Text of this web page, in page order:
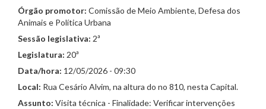
Órgão promotor: Comissão de Meio Ambiente, Defesa dos
Animais e Política Urbana
Sessão legislativa: 2ª
Legislatura: 20ª
Data/hora: 12/05/2026 - 09:30
Local: Rua Cesário Alvim, na altura do no 810, nesta Capital.
Assunto: Visita técnica - Finalidade: Verificar intervenções